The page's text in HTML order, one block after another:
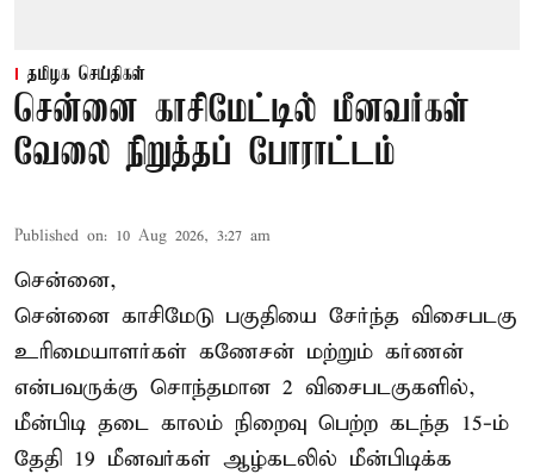
தமிழக செய்திகள்
சென்னை காசிமேட்டில் மீனவர்கள்
வேலை நிறுத்தப் போராட்டம்
Published on: 10 Aug 2026, 3:27 am
சென்னை,
சென்னை காசிமேடு பகுதியை சேர்ந்த விசைபடகு
உரிமையாளர்கள் கணேசன் மற்றும் கர்ணன்
என்பவருக்கு சொந்தமான 2 விசைபடகுகளில்,
மீன்பிடி தடை காலம் நிறைவு பெற்ற கடந்த 15-ம்
தேதி 19 மீனவர்கள் ஆழ்கடலில் மீன்பிடிக்க